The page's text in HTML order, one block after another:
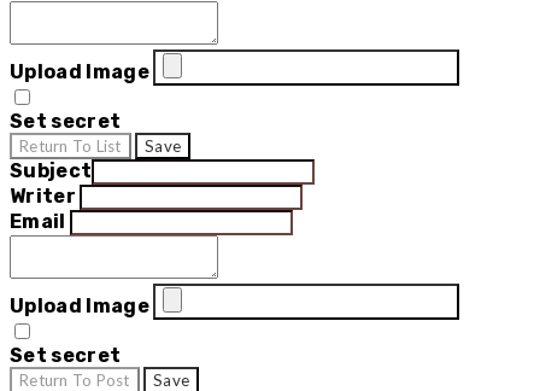
Upload Image
Set secret
Return To List Save
Subject
Writer
Email
Upload Image
Set secret
Return To Post Save